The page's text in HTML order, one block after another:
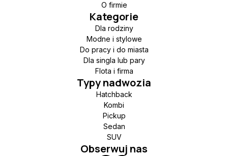
O firmie
Kategorie
Dla rodziny
Modne i stylowe
Do pracy i do miasta
Dla singla lub pary
Flota i firma
Typy nadwozia
Hatchback
Kombi
Pickup
Sedan
SUV
Obserwuj nas